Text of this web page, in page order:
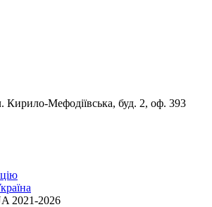
Кирило-Мефодіївська, буд. 2, оф. 393
2021-2026